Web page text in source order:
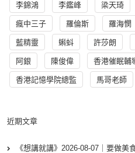
李錦鴻 李鑑峰 梁天琦
瘋中三子 羅倫斯 羅海憫
藍精靈 蝌蚪 許莎朗
阿銀 陳俊偉 香港催眠輔
香港記憶學院總監 馬哥老師
近期文章
《想講就講》2026-08-07｜要做